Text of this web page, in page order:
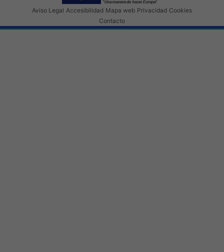
Aviso Legal Accesibilidad Mapa web Privacidad Cookies
Contacto